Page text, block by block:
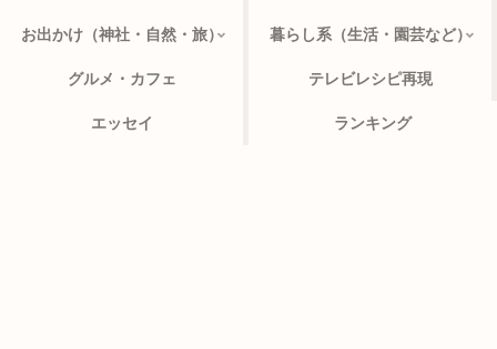
お出かけ（神社・自然・旅） 暮らし系（生活・園芸など）
グルメ・カフェ テレビレシピ再現
エッセイ ランキング